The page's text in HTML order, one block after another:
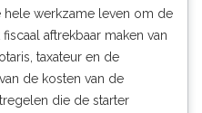
hele werkzame leven om de
aftrekbaar maken van
taxateur en de
de kosten van de
die de starter